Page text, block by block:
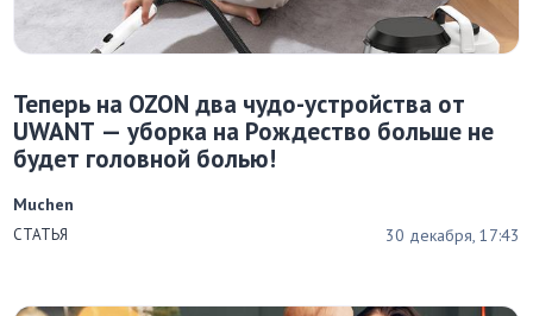
Теперь на OZON два чудо-устройства от
UWANT — уборка на Рождество больше не
будет головной болью!
СТАТЬЯ 30 декабря, 17:43
Muchen